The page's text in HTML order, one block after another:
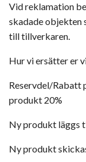
Vid reklamation
skadade objekten
till tillverkaren.
Hur vi ersätter er
Reservdel/Rabatt
produkt 20%
Ny produkt läggs
Ny produkt